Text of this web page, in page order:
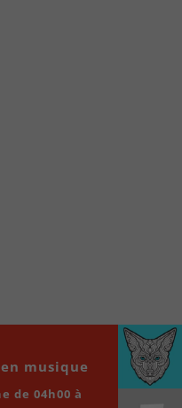
en un clic!
00:00
musique
de 04h00 à